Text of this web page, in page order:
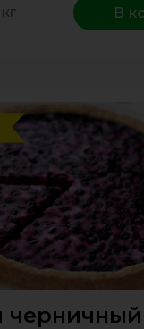
кг В
черничный